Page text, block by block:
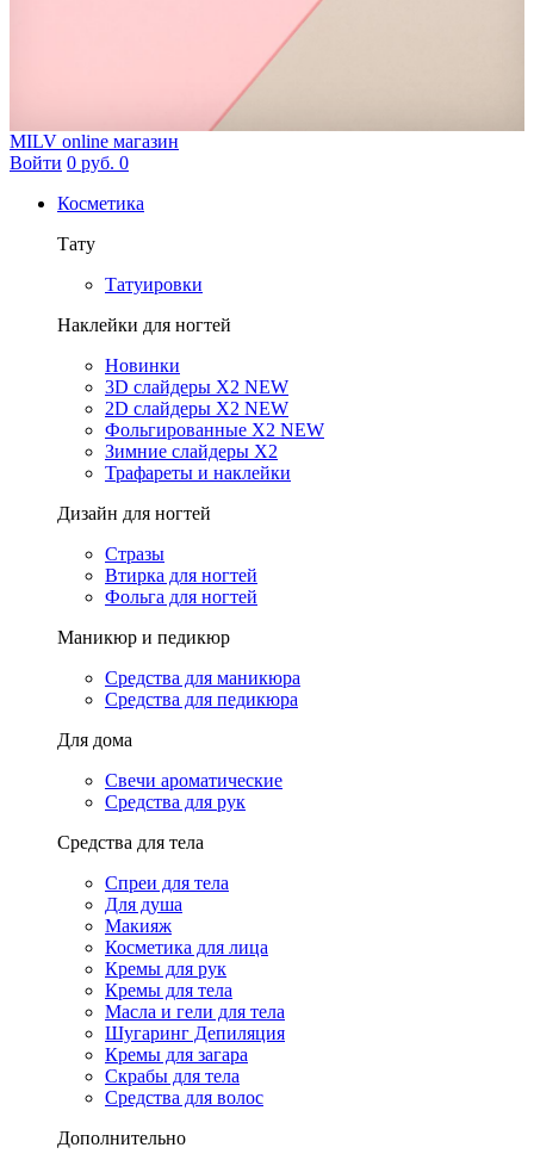
MILV online магазин
Войти 0 руб. 0
Косметика
Тату
Татуировки
Наклейки для ногтей
Новинки
3D слайдеры X2 NEW
2D слайдеры X2 NEW
Фольгированные X2 NEW
Зимние слайдеры Х2
Трафареты и наклейки
Дизайн для ногтей
Стразы
Втирка для ногтей
Фольга для ногтей
Маникюр и педикюр
Средства для маникюра
Средства для педикюра
Для дома
Свечи ароматические
Средства для рук
Средства для тела
Спреи для тела
Для душа
Макияж
Косметика для лица
Кремы для рук
Кремы для тела
Масла и гели для тела
Шугаринг Депиляция
Кремы для загара
Скрабы для тела
Средства для волос
Дополнительно